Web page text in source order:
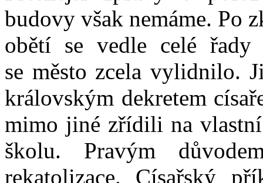
budovy však nemáme. Po
obětí se vedle celé
se město zcela vylidnilo.
královským dekretem
mimo jiné zřídili na
školu. Pravým
rekatolizace. Císařský